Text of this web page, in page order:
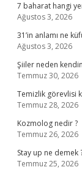
7 baharat hangi
Ağustos 3, 2026
31’in anlamı ne
Ağustos 3, 2026
Şiiler neden
Temmuz 30, 2026
Temizlik görevlisi
Temmuz 28, 2026
Kozmolog nedir ?
Temmuz 26, 2026
Stay up ne demek
Temmuz 25, 2026